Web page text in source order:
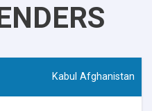
Kabul Afghanistan